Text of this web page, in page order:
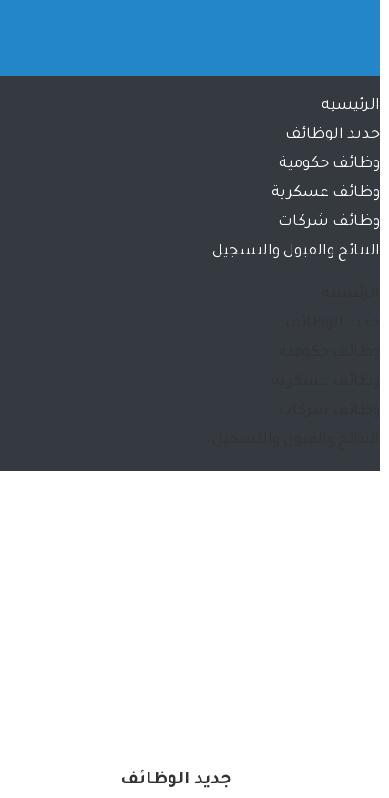
الرئيسية
جديد الوظائف
وظائف حكومية
وظائف عسكرية
وظائف شركات
النتائج والقبول والتسجيل
جديد الوظائف